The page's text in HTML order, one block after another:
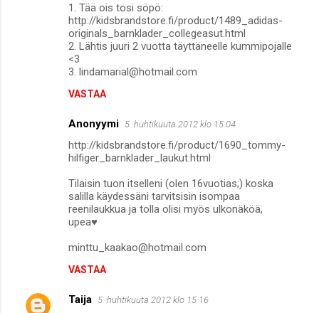
1. Tää ois tosi söpö:
http://kidsbrandstore.fi/product/1489_adidas-
originals_barnklader_collegeasut.html
2. Lähtis juuri 2 vuotta täyttäneelle kummipojalle
<3
3. lindamarial@hotmail.com
VASTAA
Anonyymi 5. huhtikuuta 2012 klo 15.04
http://kidsbrandstore.fi/product/1690_tommy-
hilfiger_barnklader_laukut.html
Tilaisin tuon itselleni (olen 16vuotias;) koska
salilla käydessäni tarvitsisin isompaa
reenilaukkua ja tolla olisi myös ulkonäköä,
upea♥
minttu_kaakao@hotmail.com
VASTAA
Taija 5. huhtikuuta 2012 klo 15.16